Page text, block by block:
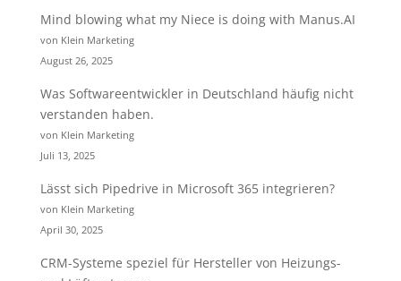
Mind blowing what my Niece is doing with Manus.AI
von Klein Marketing
August 26, 2025
Was Softwareentwickler in Deutschland häufig nicht
verstanden haben.
von Klein Marketing
Juli 13, 2025
Lässt sich Pipedrive in Microsoft 365 integrieren?
von Klein Marketing
April 30, 2025
CRM-Systeme speziel für Hersteller von Heizungs-